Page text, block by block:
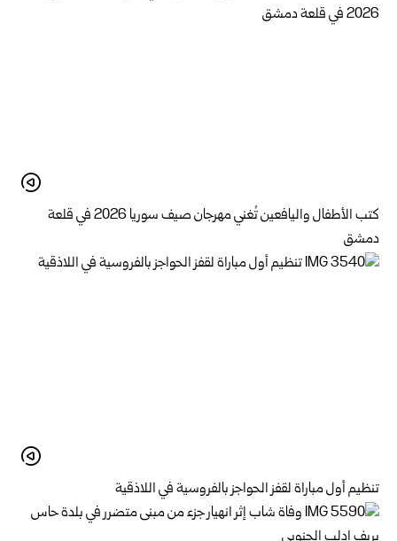
كتب الأطفال واليافعين تُغني مهرجان صيف سوريا 2026 في قلعة
دمشق
تنظيم أول مباراة لقفز الحواجز بالفروسية في اللاذقية